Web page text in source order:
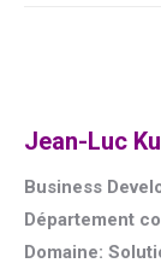
Jean-Luc
Business
Département
Domaine: